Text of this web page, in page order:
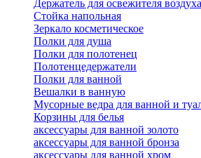
Держатель для освежителя воздуха
Стойка напольная
Зеркало косметическое
Полки для душа
Полки для полотенец
Полотенцедержатели
Полки для ванной
Вешалки в ванную
Мусорные ведра для ванной и
Корзины для белья
аксессуары для ванной золото
аксессуары для ванной бронза
аксессуары для ванной хром